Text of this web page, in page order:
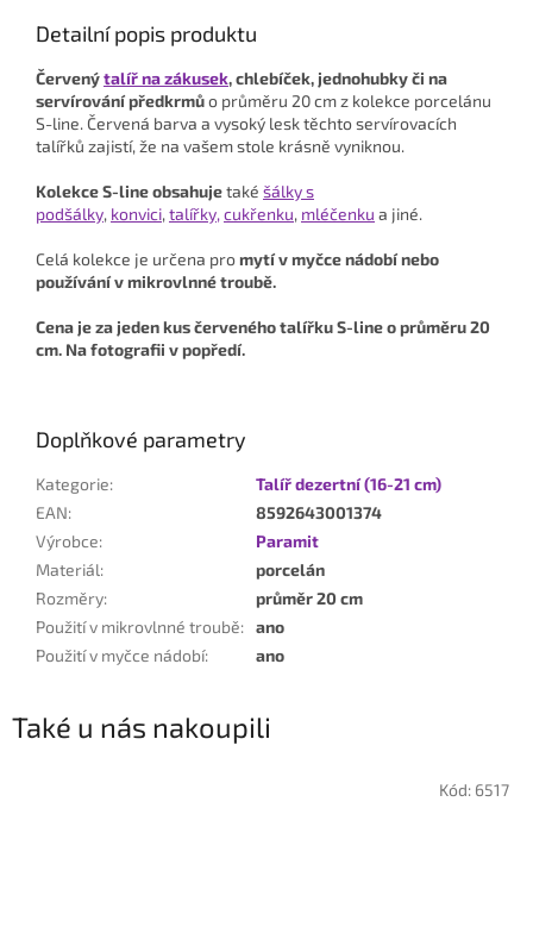
Detailní popis produktu
Červenýtalíř na zákusek, chlebíček, jednohubky či na
servírování předkrmůo průměru 20 cm z kolekce porcelánu
S-line. Červená barva a vysoký lesk těchto servírovacích
talířků zajistí, že na vašem stole krásně vyniknou.
Kolekce S-line obsahujetaké šálky s
podšálky, konvici, talířky, cukřenku, mléčenku a jiné.
Celá kolekce je určena promytí v myčce nádobí nebo
používání v mikrovlnné troubě.
Cena je za jeden kus červeného talířku S-line o průměru 20
cm. Na fotografii v popředí.
Doplňkové parametry
Kategorie:
Talíř dezertní (16-21 cm)
EAN:
8592643001374
Výrobce:
Paramit
Materiál:
porcelán
Rozměry:
průměr 20 cm
Použití v mikrovlnné troubě: ano
Použití v myčce nádobí: ano
Také u nás nakoupili
Kód: 6517